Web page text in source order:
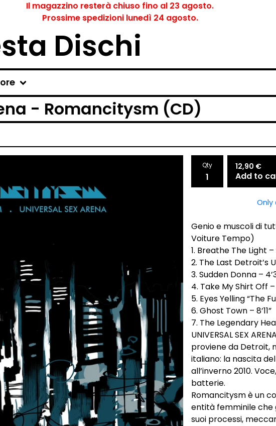
Il magazzino resterà chiuso fino al 23 agosto.
Prossime spedizioni lunedì 24 agosto.
Dischi
- Romancitysm (CD)
Qty 12,90 €
Add to
Only
Genio e muscoli di
Voiture Tempo)
1. Breathe The Light –
2. The Last Detroit’s
3. Sudden Donna –
4. Take My Shirt Off –
5. Eyes Yelling “The
6. Ghost Town – 8’11”
7. The Legendary
UNIVERSAL SEX
proviene da Detroit,
italiano: la nascita
all’inverno 2010.
batterie.
Romancitysm è un
entità femminile
suoi processi,